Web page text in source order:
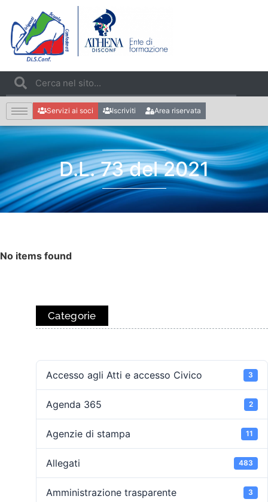
Servizi ai soci Iscriviti Area riservata
D.L. 73 del 2021
No items found
Categorie
Accesso agli Atti e accesso Civico 3
Agenda 365 2
Agenzie di stampa 11
Allegati 483
Amministrazione trasparente 3